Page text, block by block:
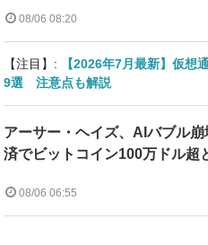
08/06 08:20
【注目】:
【2026年7月最新】仮想
9選 注意点も解説
アーサー・ヘイズ、AIバブル
済でビットコイン100万ドル超
08/06 06:55